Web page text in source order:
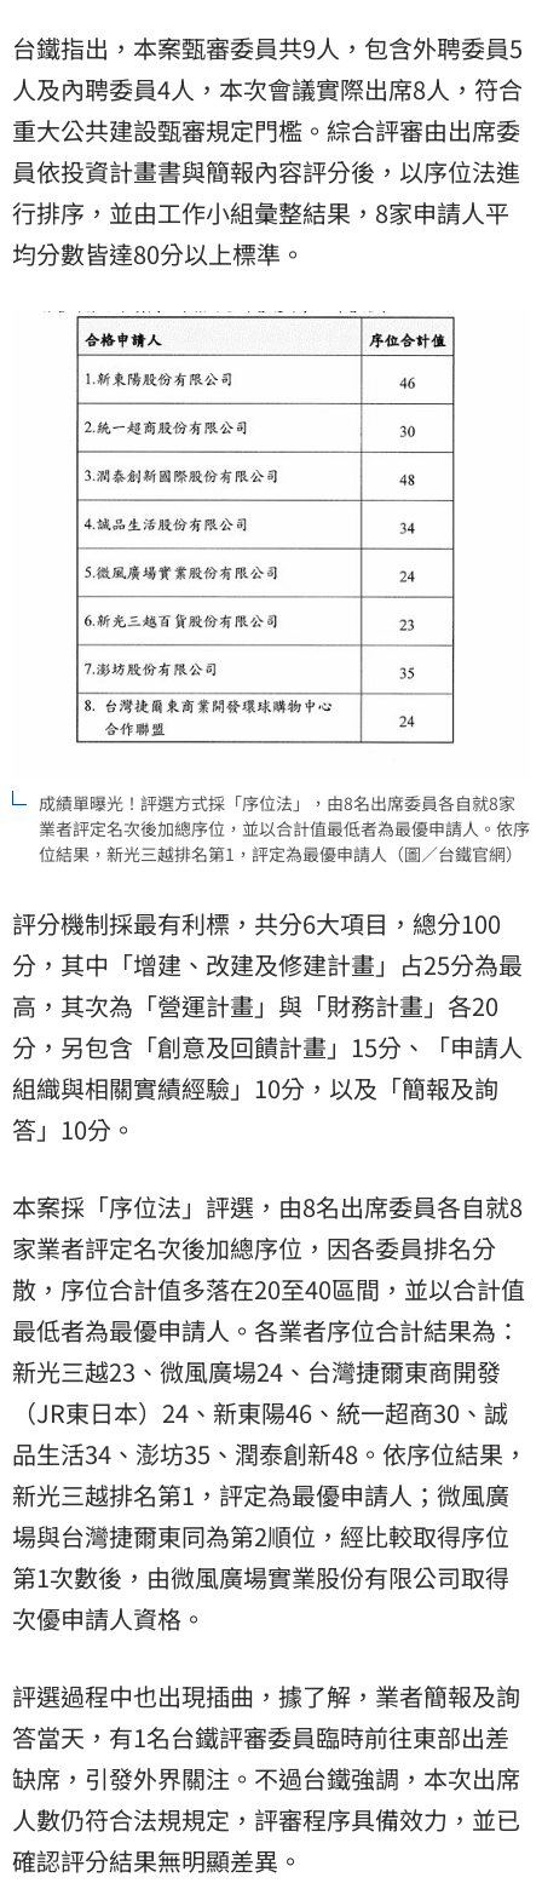
台鐵指出，本案甄審委員共9人，包含外聘委員5
人及內聘委員4人，本次會議實際出席8人，符合
重大公共建設甄審規定門檻。綜合評審由出席委
員依投資計畫書與簡報內容評分後，以序位法進
行排序，並由工作小組彙整結果，8家申請人平
均分數皆達80分以上標準。
成績單曝光！評選方式採「序位法」，由8名出席委員各自就8家
業者評定名次後加總序位，並以合計值最低者為最優申請人。依序
位結果，新光三越排名第1，評定為最優申請人（圖／台鐵官網）
評分機制採最有利標，共分6大項目，總分100
分，其中「增建、改建及修建計畫」占25分為最
高，其次為「營運計畫」與「財務計畫」各20
分，另包含「創意及回饋計畫」15分、「申請人
組織與相關實績經驗」10分，以及「簡報及詢
答」10分。
本案採「序位法」評選，由8名出席委員各自就8
家業者評定名次後加總序位，因各委員排名分
散，序位合計值多落在20至40區間，並以合計值
最低者為最優申請人。各業者序位合計結果為：
新光三越23、微風廣場24、台灣捷爾東商開發
（JR東日本）24、新東陽46、統一超商30、誠
品生活34、澎坊35、潤泰創新48。依序位結果，
新光三越排名第1，評定為最優申請人；微風廣
場與台灣捷爾東同為第2順位，經比較取得序位
第1次數後，由微風廣場實業股份有限公司取得
次優申請人資格。
評選過程中也出現插曲，據了解，業者簡報及詢
答當天，有1名台鐵評審委員臨時前往東部出差
缺席，引發外界關注。不過台鐵強調，本次出席
人數仍符合法規規定，評審程序具備效力，並已
確認評分結果無明顯差異。